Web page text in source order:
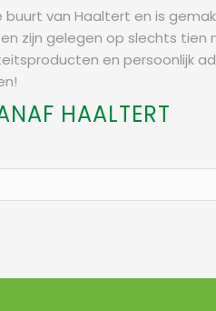
buurt van Haaltert en is
zijn gelegen op slechts
en persoonlijk
HAALTERT